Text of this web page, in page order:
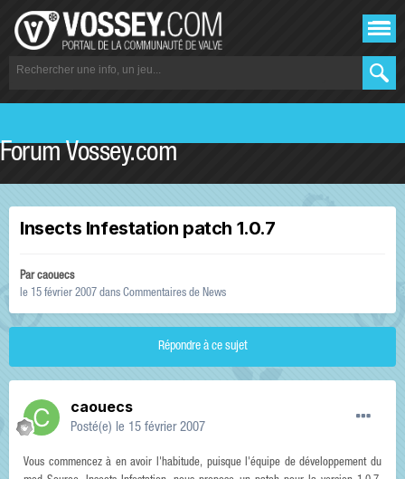
Forum Vossey.com
Insects Infestation patch 1.0.7
Parcaouecs
le 15 février 2007 dans Commentaires de News
Répondre à ce sujet
caouecs
Posté(e) le 15 février 2007
Vous commencez à en avoir l'habitude, puisque l'équipe de développement du